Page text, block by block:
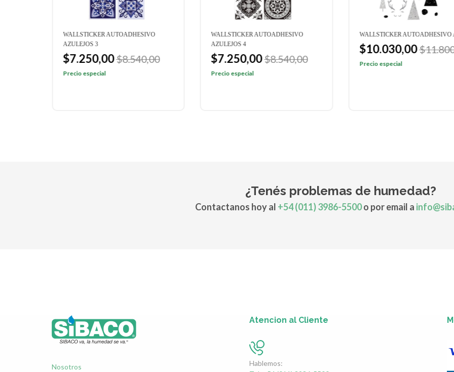
WALLSTICKER AUTOADHESIVO
AZULEJOS 3
$7.250,00$8.540,00
Precio especial
WALLSTICKER AUTOADHESIVO
AZULEJOS 4
$7.250,00$8.540,00
Precio especial
WALLSTICKER AUTOADHESIVO
$10.030,00
Precio especial
¿Tenés problemas de humedad?
Contactanos hoy al +54 (011) 3986-5500o por email a
Nosotros
Atencion al Cliente
Hablemos: